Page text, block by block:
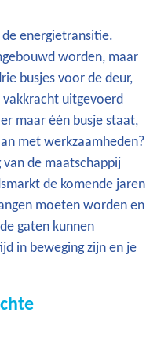
energietransitie.
worden, maar
busjes voor de deur,
uitgevoerd
maar één busje staat,
met werkzaamheden?
van de maatschappij
de komende jaren
moeten worden en
gaten kunnen
in beweging zijn en je